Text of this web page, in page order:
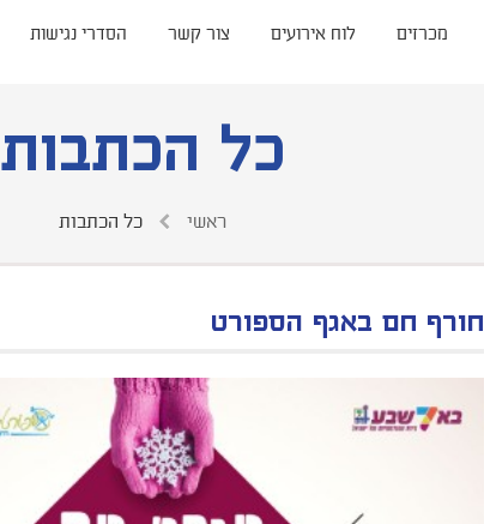
מכרזים לוח אירועים צור קשר הסדרי נגישות
כל הכתבות
ראשי כל הכתבות
חורף חם באגף הספורט